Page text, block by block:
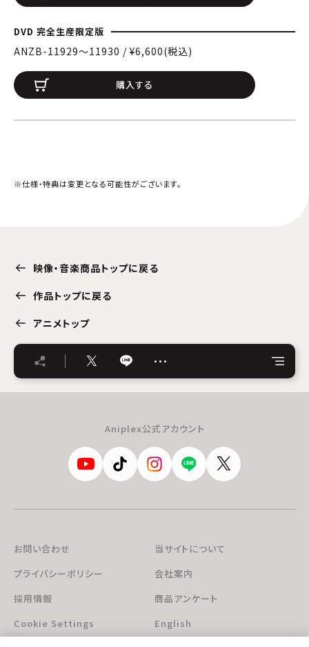
DVD 完全生産限定版
ANZB-11929〜11930 / ¥6,600(税込)
購入する
※仕様・特典は変更となる可能性がございます。
映像・音楽商品トップに戻る
作品トップに戻る
アニメトップ
…
Aniplex公式アカウント
お問い合わせ
当サイトについて
プライバシーポリシー
会社案内
採用情報
商品アンケート
Cookie Settings
English